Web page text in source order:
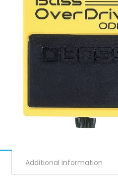
Additional information